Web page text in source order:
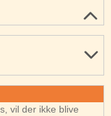
vil der ikke blive